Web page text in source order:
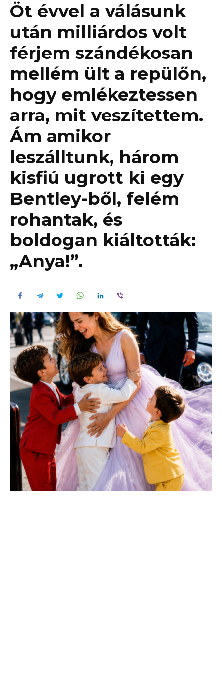
Öt évvel a válásunk
után milliárdos volt
férjem szándékosan
mellém ült a repülőn,
hogy emlékeztessen
arra, mit veszítettem.
Ám amikor
leszálltunk, három
kisfiú ugrott ki egy
Bentley-ből, felém
rohantak, és
boldogan kiáltották:
„Anya!”.